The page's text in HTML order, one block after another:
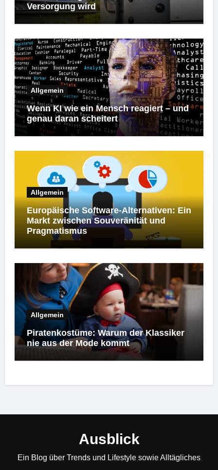
Versorgung wird
Allgemein
Wenn KI wie ein Mensch reagiert – und
genau daran scheitert
Allgemein
Europäische Software-Alternativen: Ein
Markt zwischen Souveränität und
Pragmatismus
Allgemein
Piratenkostüme: Warum der Klassiker
nie aus der Mode kommt
Ausblick
Ein Blog über Trends und Lifestyle sowie Alltägliches